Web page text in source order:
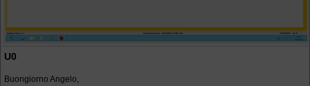
U0
Buongiorno Angelo,